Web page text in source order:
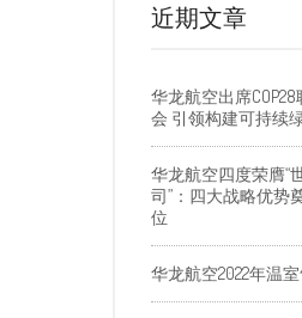
近期文章
华龙航空出席
会 引领构建可持续
华龙航空四度荣膺“
司”：四大战略优势
位
华龙航空2022年温